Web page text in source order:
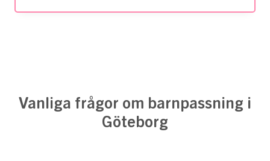
Vanliga frågor om barnpassning i
Göteborg